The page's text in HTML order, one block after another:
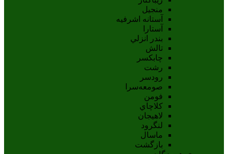
منجیل
آستانه اشرفيه
آستارا
بندر انزلي
تالش
چابکسر
رشت
رودسر
صومعه‌سرا
فومن
کلاچاي
لاهيجان
لنگرود
ماسال
بازگشت